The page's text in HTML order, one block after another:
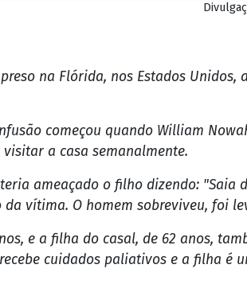
na Flórida, nos Estados
começou quando William
a casa semanalmente.
ameaçado o filho dizendo: "Saia
vítima. O homem sobreviveu, foi
e a filha do casal, de 62 anos,
cuidados paliativos e a filha é